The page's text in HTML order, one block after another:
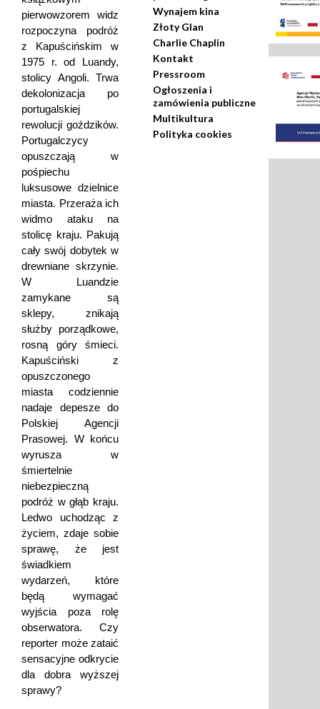
pierwowzorem widz
rozpoczyna podróż
z Kapuścińskim w
1975 r. od Luandy,
stolicy Angoli. Trwa
dekolonizacja po
portugalskiej
rewolucji goździków.
Portugalczycy
opuszczają w
pośpiechu
luksusowe dzielnice
miasta. Przeraża ich
widmo ataku na
stolicę kraju. Pakują
cały swój dobytek w
drewniane skrzynie.
W Luandzie
zamykane są
sklepy, znikają
służby porządkowe,
rosną góry śmieci.
Kapuściński z
opuszczonego
miasta codziennie
nadaje depesze do
Polskiej Agencji
Prasowej. W końcu
wyrusza w
śmiertelnie
niebezpieczną
podróż w głąb kraju.
Ledwo uchodząc z
życiem, zdaje sobie
sprawę, że jest
świadkiem
wydarzeń, które
będą wymagać
wyjścia poza rolę
obserwatora. Czy
reporter może zataić
sensacyjne odkrycie
dla dobra wyższej
sprawy?
Wynajem kina
Złoty Glan
Charlie Chaplin
Kontakt
Pressroom
Ogłoszenia i
zamówienia publiczne
Multikultura
Polityka cookies